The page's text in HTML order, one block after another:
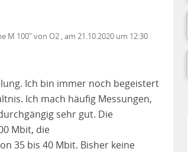
M 100" von O2 , am 21.10.2020 um 12:30
Ich bin immer noch begeistert
Ich mach häufig Messungen,
sehr gut. Die
Mbit, die
35 bis 40 Mbit. Bisher keine